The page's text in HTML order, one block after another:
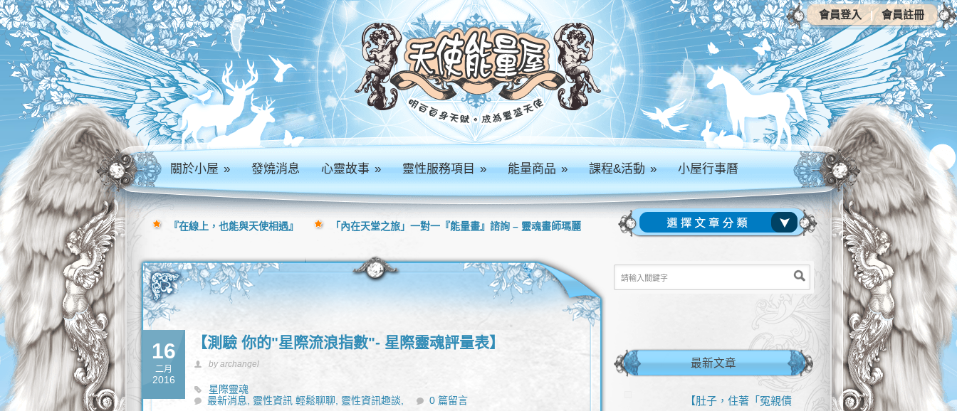
關於小屋» 發燒消息 心靈故事» 靈性服務項目» 能量商品» 課程&活動» 小屋行事曆
16
二月
2016
【測驗 你的"星際流浪指數"- 星際靈魂評量表】
by archangel
星際靈魂
最新消息, 靈性資訊 輕鬆聊聊, 靈性資訊趣談, 0 篇留言
最新文章
【肚子，住著「冤親債
『在線上，也能與天使相遇』 「內在天堂之旅」一對一『能量畫』諮詢 – 靈魂畫師瑪麗
會員登入 | 會員註冊